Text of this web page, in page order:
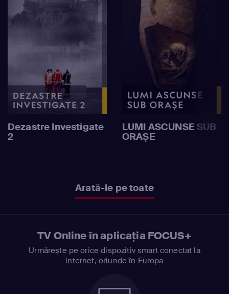
Dezastre Investigate
2
LUMI ASCUNSE SUB
ORAȘE
Arată-le pe toate
TV Online în aplicația FOCUS+
Urmărește pe orice dispozitiv smart conectat la
internet, oriunde în Europa